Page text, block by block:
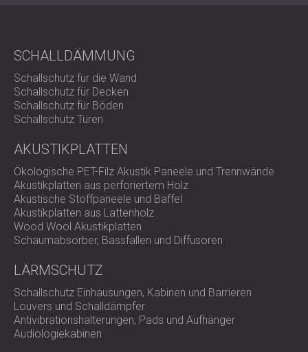
SCHALLDÄMMUNG UND
AKUSTIKLÖSUNGEN FÜR
EINZELHANDELSFLÄCHEN
SCHALLSCHUTZ UND AKUSTIK FÜR
BILDUNGSEINRICHTUNGEN
GESUNDHEITSEINRICHTUNGE
SCHALLSCHUTZ UND
AKUSTIKLÖSUNGEN FÜR DEN
AUDIOLOGIEBEREICH
SCHALLDÄMMUNG UND
AKUSTIKLÖSUNGEN FÜR
РОССИЯ (RU)
USA (US)
SOUTH AFRICA (ZA)
SCHALLDÄMMUNG
Schallschutz für die Wand
Schallschutz für Decken
Schallschutz für Böden
Schallschutz Türen
AKUSTIKPLATTEN
Ökologische PET-Filz Akustik Paneele und Trennwände
Akustikplatten aus perforiertem Holz
Akustische Stoffpaneele und Baffel
Akustikplatten aus Lattenholz
Wood Wool Akustikplatten
Schaumabsorber, Bassfallen und Diffusoren
LÄRMSCHUTZ
Schallschutz Einhausungen, Kabinen und Barrieren
Louvers und Schalldämpfer
Antivibrationshalterungen, Pads und Aufhänger
Audiologiekabinen